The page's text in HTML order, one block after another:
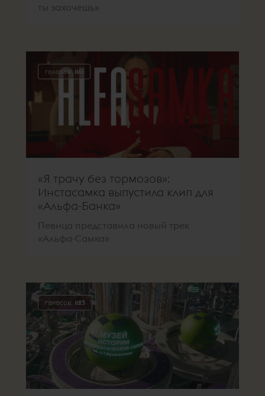
ты захочешь»
голосов: 1161
«Я трачу без тормозов»:
Инстасамка выпустила клип для
«Альфа-Банка»
Певица представила новый трек
«Альфа-Самка»
голосов: 1123